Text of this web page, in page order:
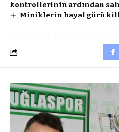
kontrollerinin ardından
Miniklerin hayal gücü